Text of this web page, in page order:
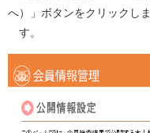
へ）」ボタンをクリックしま
す。